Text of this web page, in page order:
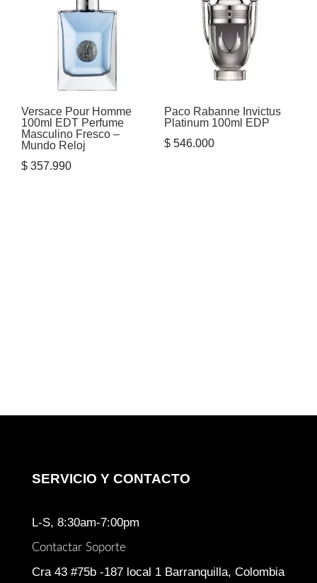
Versace Pour Homme
100ml EDT Perfume
Masculino Fresco –
Mundo Reloj
$ 357.990
Paco Rabanne Invictus
Platinum 100ml EDP
$546.000
SERVICIO Y CONTACTO
L-S, 8:30am-7:00pm
Contactar Soporte
Cra 43 #75b -187 local 1 Barranquilla, Colombia